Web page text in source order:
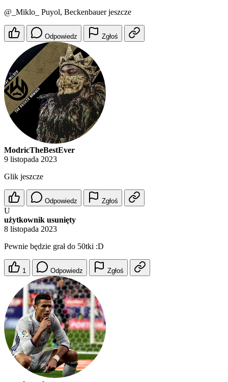
@_Miklo_
Puyol, Beckenbauer jeszcze
Odpowiedz Zgłoś
ModricTheBestEver
9 listopada 2023
Glik jeszcze
Odpowiedz Zgłoś
U
użytkownik usunięty
8 listopada 2023
Pewnie będzie grał do 50tki :D
1 Odpowiedz Zgłoś